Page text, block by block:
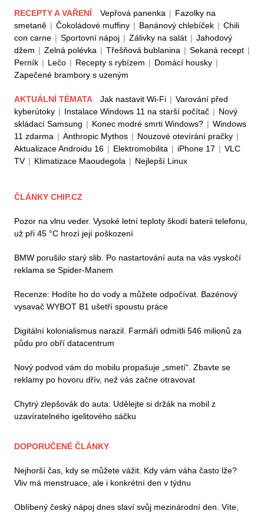
RECEPTY A VAŘENÍ Vepřová panenka | Fazolky na
smetaně | Čokoládové muffiny | Banánový chlebíček | Chili
con carne | Sportovní nápoj | Zálivky na salát | Jahodový
džem | Zelná polévka | Třešňová bublanina | Sekaná recept |
Perník | Lečo | Recepty s rybízem | Domácí housky |
Zapečené brambory s uzeným
AKTUÁLNÍ TÉMATA Jak nastavit Wi-Fi | Varování před
kyberútoky | Instalace Windows 11 na starší počítač | Nový
skládací Samsung | Konec modré smrti Windows? | Windows
11 zdarma | Anthropic Mythos | Nouzové otevírání pračky |
Aktualizace Androidu 16 | Elektromobilita | iPhone 17 | VLC
TV | Klimatizace Maoudegola | Nejlepší Linux
ČLÁNKY CHIP.CZ
Pozor na vlnu veder. Vysoké letní teploty škodí baterii telefonu,
už při 45 °C hrozí její poškození
BMW porušilo starý slib. Po nastartování auta na vás vyskočí
reklama se Spider-Manem
Recenze: Hodíte ho do vody a můžete odpočívat. Bazénový
vysavač WYBOT B1 ušetří spoustu práce
Digitální kolonialismus narazil. Farmáři odmítli 546 milionů za
půdu pro obří datacentrum
Nový podvod vám do mobilu propašuje „smetí“. Zbavte se
reklamy po hovoru dřív, než vás začne otravovat
Chytrý zlepšovák do auta: Udělejte si držák na mobil z
uzavíratelného igelitového sáčku
DOPORUČENÉ ČLÁNKY
Nejhorší čas, kdy se můžete vážit. Kdy vám váha často lže?
Vliv má menstruace, ale i konkrétní den v týdnu
Oblíbený český nápoj dnes slaví svůj mezinárodní den. Víte,